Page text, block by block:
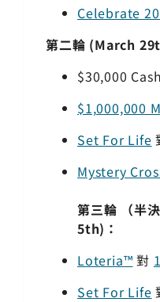
Celebrate
第二輪 (March
$30,000
$1,000,000
Set For Life
Mystery
第三輪 （半
5th)：
Loteria™ 對
Set For Life